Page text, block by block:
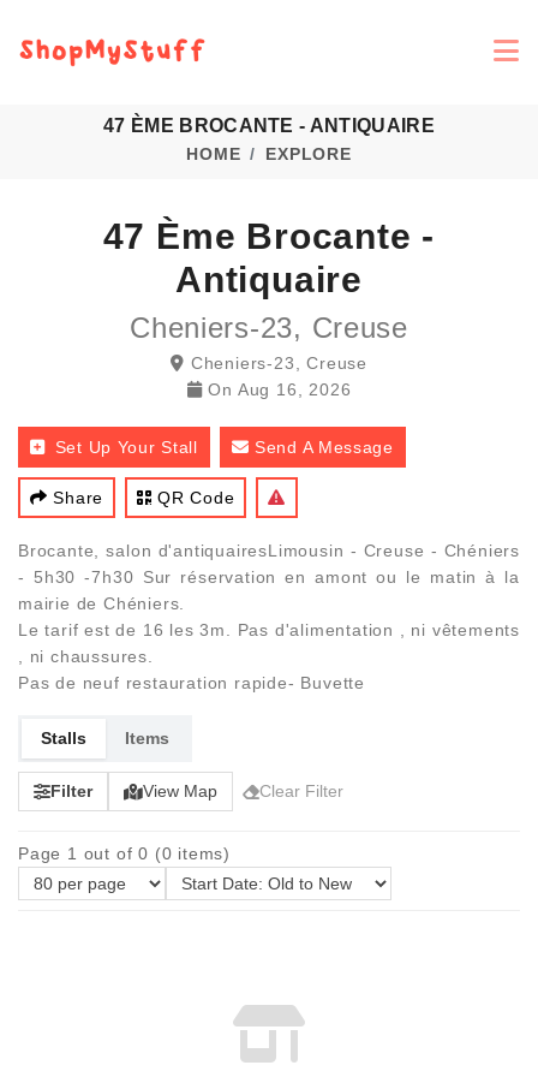
47 ÈME BROCANTE - ANTIQUAIRE
HOME EXPLORE
47 Ème Brocante -
Antiquaire
Cheniers-23, Creuse
Cheniers-23, Creuse
On Aug 16, 2026
Set Up Your Stall Send A Message
Share QR Code
Brocante, salon d'antiquairesLimousin - Creuse - Chéniers
- 5h30 -7h30 Sur réservation en amont ou le matin à la
mairie de Chéniers.
Le tarif est de 16 les 3m. Pas d'alimentation , ni vêtements
, ni chaussures.
Pas de neuf restauration rapide- Buvette
Stalls Items
Filter View Map Clear Filter
Page 1 out of 0 (0 items)